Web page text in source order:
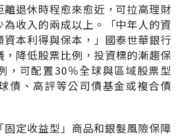
離退休時程愈來愈近，可拉高理財
為收入的兩成以上。「中年人的資
資本利得與保本，」國泰世華銀行
，降低股票比例，投資標的漸趨保
，可配置30％全球與區域股票型
債、高評等公司債基金或複合債
固定收益型」商品和銀髮風險保障